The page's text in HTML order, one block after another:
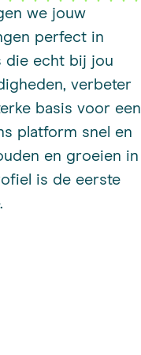
we jouw
perfect in
die echt bij jou
verbeter
basis voor een
platform snel en
en groeien in
is de eerste